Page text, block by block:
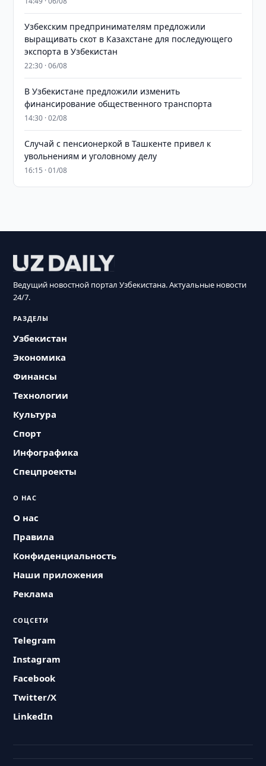
Узбекским предпринимателям предложили
выращивать скот в Казахстане для последующего
экспорта в Узбекистан
22:30 · 06/08
В Узбекистане предложили изменить
финансирование общественного транспорта
14:30 · 02/08
Случай с пенсионеркой в Ташкенте привел к
увольнениям и уголовному делу
16:15 · 01/08
Ведущий новостной портал Узбекистана. Актуальные новости
24/7.
РАЗДЕЛЫ
Узбекистан
Экономика
Финансы
Технологии
Культура
Спорт
Инфографика
Спецпроекты
О НАС
О нас
Правила
Конфиденциальность
Наши приложения
Реклама
СОЦСЕТИ
Telegram
Instagram
Facebook
Twitter/X
LinkedIn